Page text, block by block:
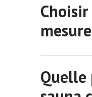
Quelle